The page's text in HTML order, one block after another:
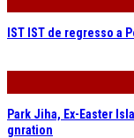
IST IST de regresso a
Park Jiha, Ex-Easter
gnration